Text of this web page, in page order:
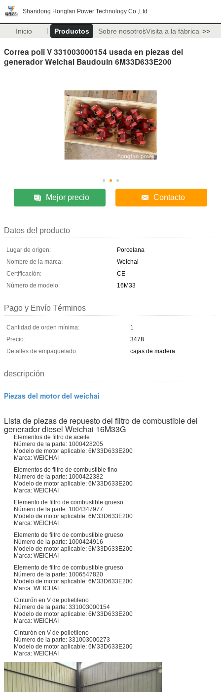
Shandong Hongfan Power Technology Co.,Ltd
Inicio Productos Sobre nosotrosVisita a la fábrica >>
Correa poli V 331003000154 usada en piezas del
generador Weichai Baudouin 6M33D633E200
Mejor precio Contacto
Datos del producto
Lugar de origen:
Porcelana
Nombre de la marca:
Weichai
Certificación:
CE
Número de modelo:
16M33
Pago y Envío Términos
Cantidad de orden mínima:
1
Precio:
3478
Detalles de empaquetado:
cajas de madera
descripción
Piezas del motor del weichai
Lista de piezas de repuesto del filtro de combustible del
generador diesel Weichai 16M33G
Elementos de filtro de aceite
Número de la parte: 1000428205
Modelo de motor aplicable: 6M33D633E200
Marca: WEICHAI
Elementos de filtro de combustible fino
Número de la parte: 1000422382
Modelo de motor aplicable: 6M33D633E200
Marca: WEICHAI
Elemento de filtro de combustible grueso
Número de la parte: 1004347977
Modelo de motor aplicable: 6M33D633E200
Marca: WEICHAI
Elemento de filtro de combustible grueso
Número de la parte: 1000424916
Modelo de motor aplicable: 6M33D633E200
Marca: WEICHAI
Elemento de filtro de combustible grueso
Número de la parte: 1006547820
Modelo de motor aplicable: 6M33D633E200
Marca: WEICHAI
Cinturón en V de polietileno
Número de la parte: 331003000154
Modelo de motor aplicable: 6M33D633E200
Marca: WEICHAI
Cinturón en V de polietileno
Número de la parte: 331003000273
Modelo de motor aplicable: 6M33D633E200
Marca: WEICHAI